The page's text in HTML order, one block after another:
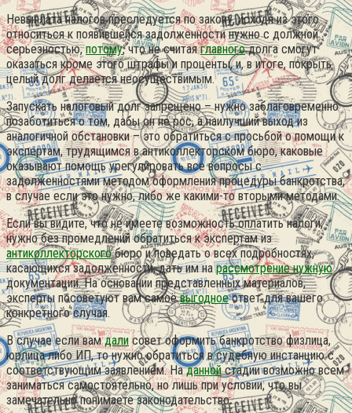
Невыплата налогов преследуется по закону, исходя из этого
относиться к появившейся задолженности нужно с должной
серьезностью,потому, что не считаяглавногодолга смогут
оказаться кроме этого штрафы и проценты, и, в итоге, покрыть
целый долг делается неосуществимым.
Запускать налоговый долг запрещено – нужно заблаговременно
позаботиться о том, дабы он не рос, а наилучший выход из
аналогичной обстановки – это обратиться с просьбой о помощи к
экспертам, трудящимся в антиколлекторском бюро, каковые
оказывают помощь урегулировать все вопросы с
задолженностями методом оформления процедуры банкротства,
в случае если это нужно, либо же какими-то вторыми методами.
Если вы видите, что не имеете возможность оплатить налоги,
нужно без промедлений обратиться к экспертам из
антиколлекторскогобюро и поведать о всех подробностях,
касающихся задолженности, дать им нарассмотрение нужную
документации. На основании представленных материалов,
эксперты посоветуют вам самоёвыгодноеответ для вашего
конкретного случая.
В случае если вамдалисовет оформить банкротство физлица,
юрлица либо ИП, то нужно обратиться в судебную инстанцию с
соответствующим заявлением. Наданнойстадии возможно всем
заниматься самостоятельно, но лишь при условии, что вы
замечательно понимаете законодательство.